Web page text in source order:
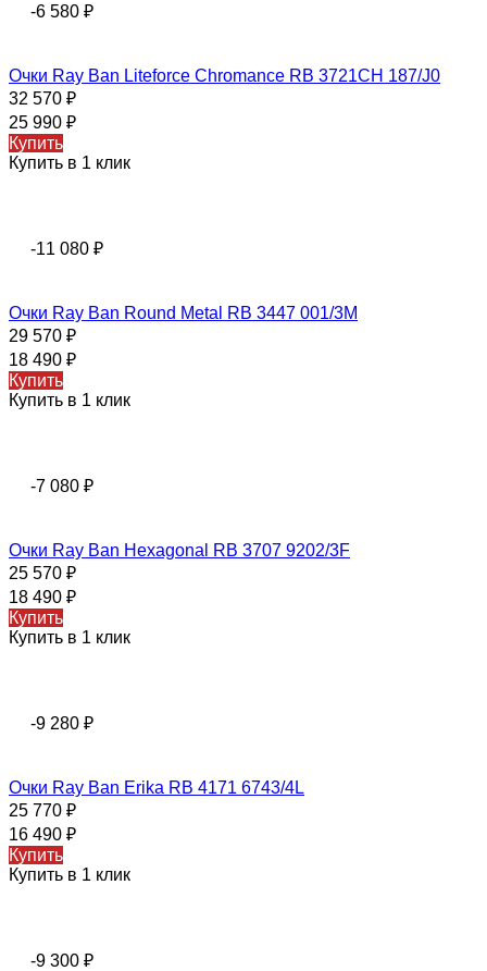
-6 580 ₽
Очки Ray Ban Liteforce Chromance RB 3721CH 187/J0
32 570 ₽
25 990 ₽
Купить
Купить в 1 клик
-11 080 ₽
Очки Ray Ban Round Metal RB 3447 001/3M
29 570 ₽
18 490 ₽
Купить
Купить в 1 клик
-7 080 ₽
Очки Ray Ban Hexagonal RB 3707 9202/3F
25 570 ₽
18 490 ₽
Купить
Купить в 1 клик
-9 280 ₽
Очки Ray Ban Erika RB 4171 6743/4L
25 770 ₽
16 490 ₽
Купить
Купить в 1 клик
-9 300 ₽